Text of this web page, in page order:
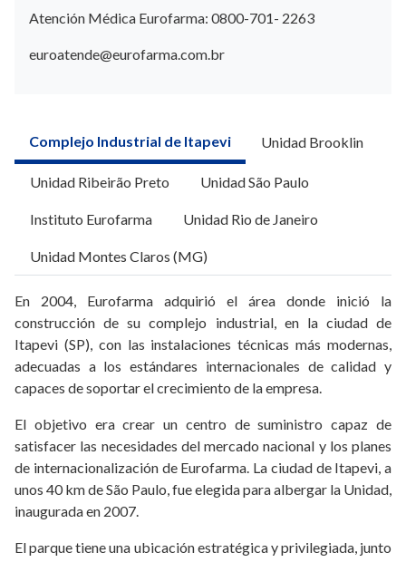
Atención Médica Eurofarma: 0800-701- 2263
euroatende@eurofarma.com.br
Complejo Industrial de Itapevi Unidad Brooklin
Unidad Ribeirão Preto Unidad São Paulo
Instituto Eurofarma Unidad Rio de Janeiro
Unidad Montes Claros (MG)
En 2004, Eurofarma adquirió el área donde inició la
construcción de su complejo industrial, en la ciudad de
Itapevi (SP), con las instalaciones técnicas más modernas,
adecuadas a los estándares internacionales de calidad y
capaces de soportar el crecimiento de la empresa.
El objetivo era crear un centro de suministro capaz de
satisfacer las necesidades del mercado nacional y los planes
de internacionalización de Eurofarma. La ciudad de Itapevi, a
unos 40 km de São Paulo, fue elegida para albergar la Unidad,
inaugurada en 2007.
El parque tiene una ubicación estratégica y privilegiada, junto